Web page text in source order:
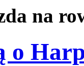
na
o